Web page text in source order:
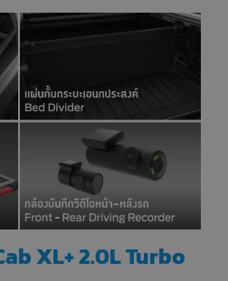
XL+ 2.0L Turbo